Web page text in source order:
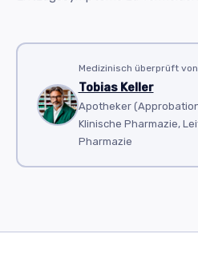
Medizinisch überprüft von
Tobias Keller
Apotheker
Klinische Pharmazie,
Pharmazie